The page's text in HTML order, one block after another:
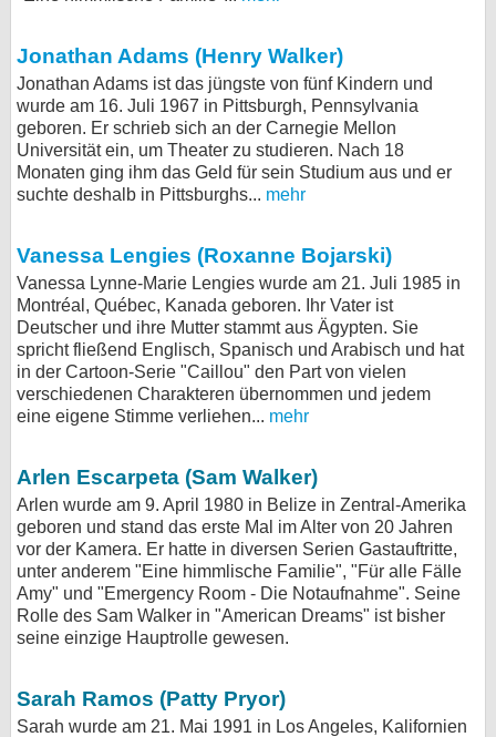
Jonathan Adams (Henry Walker)
Jonathan Adams ist das jüngste von fünf Kindern und
wurde am 16. Juli 1967 in Pittsburgh, Pennsylvania
geboren. Er schrieb sich an der Carnegie Mellon
Universität ein, um Theater zu studieren. Nach 18
Monaten ging ihm das Geld für sein Studium aus und er
suchte deshalb in Pittsburghs... mehr
Vanessa Lengies (Roxanne Bojarski)
Vanessa Lynne-Marie Lengies wurde am 21. Juli 1985 in
Montréal, Québec, Kanada geboren. Ihr Vater ist
Deutscher und ihre Mutter stammt aus Ägypten. Sie
spricht fließend Englisch, Spanisch und Arabisch und hat
in der Cartoon-Serie "Caillou" den Part von vielen
verschiedenen Charakteren übernommen und jedem
eine eigene Stimme verliehen... mehr
Arlen Escarpeta (Sam Walker)
Arlen wurde am 9. April 1980 in Belize in Zentral-Amerika
geboren und stand das erste Mal im Alter von 20 Jahren
vor der Kamera. Er hatte in diversen Serien Gastauftritte,
unter anderem "Eine himmlische Familie", "Für alle Fälle
Amy" und "Emergency Room - Die Notaufnahme". Seine
Rolle des Sam Walker in "American Dreams" ist bisher
seine einzige Hauptrolle gewesen.
Sarah Ramos (Patty Pryor)
Sarah wurde am 21. Mai 1991 in Los Angeles, Kalifornien